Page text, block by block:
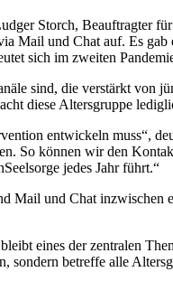
Storch, Beauftragter
Mail und Chat auf. Es
sich im zweiten
sind, die verstärkt von
diese Altersgruppe
entwickeln muss“,
So können wir den
jedes Jahr führt.“
Mail und Chat
eines der zentralen
sondern betreffe alle